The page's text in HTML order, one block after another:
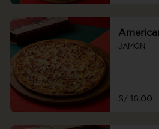
JAMÓN.
S/ 16.00